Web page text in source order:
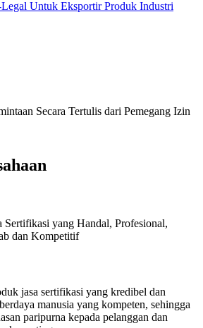
Untuk Eksportir Produk Industri
Secara Tertulis dari Pemegang Izin
Sertifikasi yang Handal, Profesional,
dan Kompetitif
jasa sertifikasi yang kredibel dan
manusia yang kompeten, sehingga
paripurna kepada pelanggan dan